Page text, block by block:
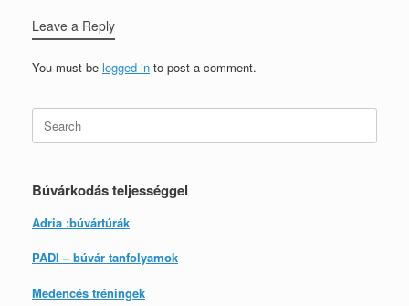
Leave a Reply
You must be logged in to post a comment.
Search
for:
Búvárkodás teljességgel
Adria :búvártúrák
PADI – búvár tanfolyamok
Medencés tréningek